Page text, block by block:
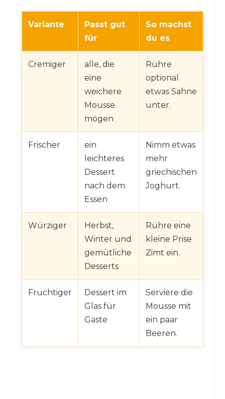
Variante
Passt gut
für
So machst
du es
Cremiger
alle, die
eine
weichere
Mousse
mögen
Rühre
optional
etwas Sahne
unter.
Frischer
ein
leichteres
Dessert
nach dem
Essen
Nimm etwas
mehr
griechischen
Joghurt.
Würziger
Herbst,
Winter und
gemütliche
Desserts
Rühre eine
kleine Prise
Zimt ein.
Fruchtiger
Dessert im
Glas für
Gäste
Serviere die
Mousse mit
ein paar
Beeren.